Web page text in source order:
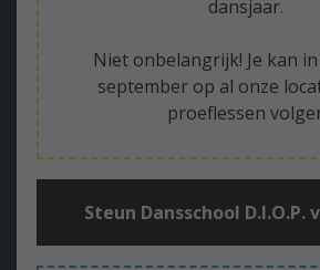
dansjaar.
Niet onbelangrijk! Je kan
september op al onze
proeflessen
Steun Dansschool D.I.O.P.